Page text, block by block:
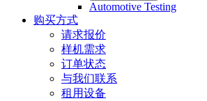
Automotive Testing
购买方式
请求报价
样机需求
订单状态
与我们联系
租用设备